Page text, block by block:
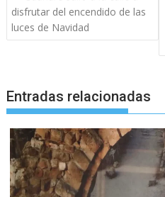
de
entradas
disfrutar del encendido de las
luces de Navidad
Entradas relacionadas